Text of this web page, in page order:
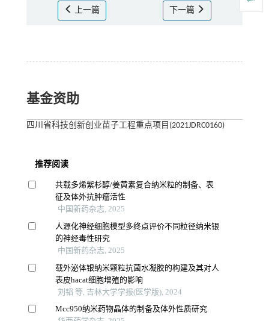
上一篇 下一篇
基金资助
四川省科技创新创业苗子工程重点项目(2021JDRC0160)